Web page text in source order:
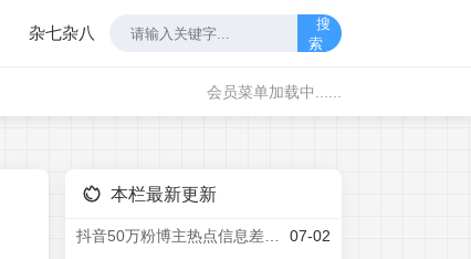
杂七杂八
搜
索
会员菜单加载中......
本栏最新更新
07-02